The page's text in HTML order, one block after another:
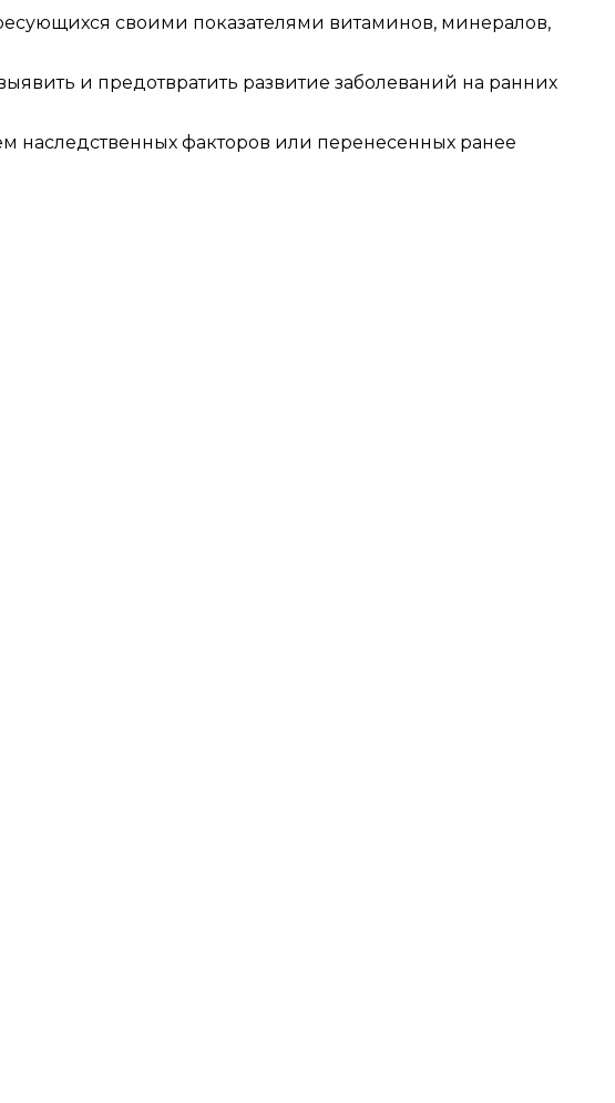
своими показателями витаминов, минералов,
и предотвратить развитие заболеваний на ранних
наследственных факторов или перенесенных ранее